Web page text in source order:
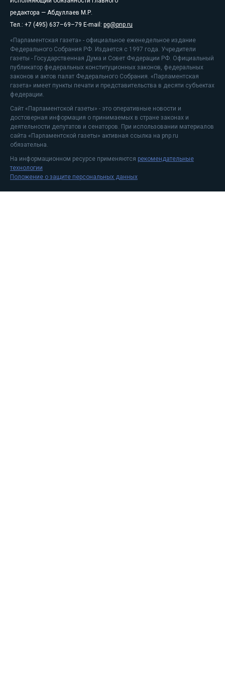
редактора — Абдуллаев М.Р.
Тел.: +7 (495) 637–69–79 E-mail: pg@pnp.ru
«Парламентская газета» - официальное еженедельное издание
Федерального Собрания РФ. Издается с 1997 года. Учредители
газеты - Государственная Дума и Совет Федерации РФ. Официальный
публикатор федеральных конституционных законов, федеральных
законов и актов палат Федерального Собрания. «Парламентская
газета» имеет пункты печати и представительства в десяти субъектах
федерации.
Сайт «Парламентской газеты» - это оперативные новости и
достоверная информация о принимаемых в стране законах и
деятельности депутатов и сенаторов. При использовании материалов
сайта «Парламентской газеты» активная ссылка на pnp.ru
обязательна.
На информационном ресурсе применяются рекомендательные
технологии
Положение о защите персональных данных